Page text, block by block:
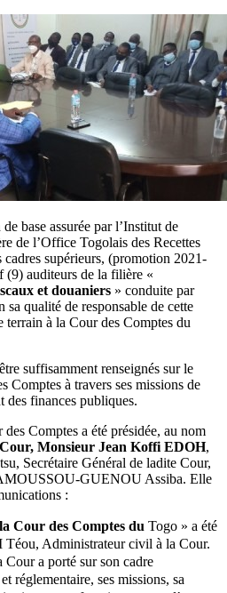
base assurée par l’Institut de
de l’Office Togolais des Recettes
supérieurs, (promotion 2021-
(9) auditeurs de la filière «
et douaniers » conduite par
qualité de responsable de cette
à la Cour des Comptes du
suffisamment renseignés sur le
Comptes à travers ses missions de
des finances publiques.
Comptes a été présidée, au nom
Monsieur Jean Koffi EDOH,
Secrétaire Général de ladite Cour,
GUENOU Assiba. Elle
:
Cour des Comptes du Togo » a été
Administrateur civil à la Cour.
Cour a porté sur son cadre
réglementaire, ses missions, sa